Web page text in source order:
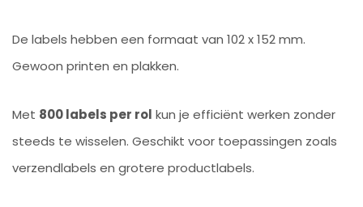
De labels hebben een formaat van 102 x 152 mm.
Gewoon printen en plakken.
Met 800 labels per rol kun je efficiënt werken zonder
steeds te wisselen. Geschikt voor toepassingen zoals
verzendlabels en grotere productlabels.